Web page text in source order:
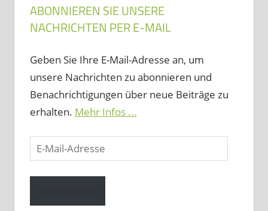
ABONNIEREN SIE UNSERE
NACHRICHTEN PER E-MAIL
Geben Sie Ihre E-Mail-Adresse an, um
unsere Nachrichten zu abonnieren und
Benachrichtigungen über neue Beiträge zu
erhalten. Mehr Infos ...
E-
Mail-
Adresse